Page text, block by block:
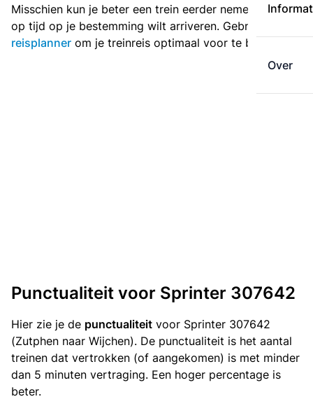
Over
Misschien kun je beter een trein eerder nemen als je
op tijd op je bestemming wilt arriveren. Gebruik de
reisplanner om je treinreis optimaal voor te bereiden.
Punctualiteit voor Sprinter 307642
Hier zie je de punctualiteit voor Sprinter 307642
(Zutphen naar Wijchen). De punctualiteit is het aantal
treinen dat vertrokken (of aangekomen) is met minder
dan 5 minuten vertraging. Een hoger percentage is
beter.